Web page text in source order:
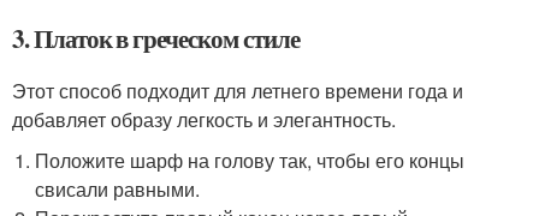
3. Платок в греческом стиле
Этот способ подходит для летнего времени года и
добавляет образу легкость и элегантность.
Положите шарф на голову так, чтобы его концы
свисали равными.